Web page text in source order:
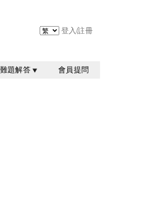
登入/註冊
難題解答 會員提問